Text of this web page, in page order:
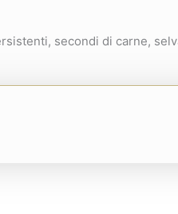
secondi di carne,